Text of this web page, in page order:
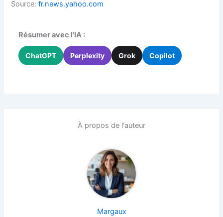
Source:fr.news.yahoo.com
Résumer avec l'IA :
ChatGPT Perplexity Grok Copilot
À propos de l'auteur
Margaux